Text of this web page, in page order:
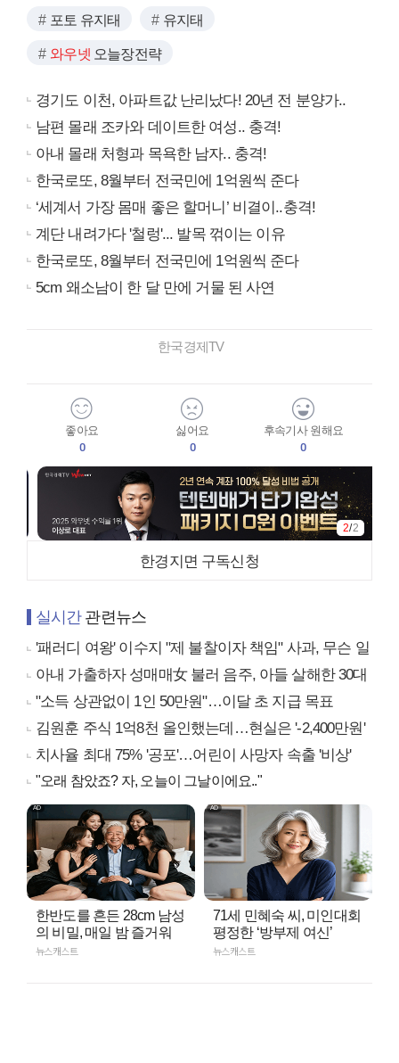
포토 유지태 유지태
와우넷 오늘장전략
경기도 이천, 아파트값 난리났다! 20년 전 분양가..
남편 몰래 조카와 데이트한 여성.. 충격!
아내 몰래 처형과 목욕한 남자.. 충격!
한국로또, 8월부터 전국민에 1억원씩 준다
‘세계서 가장 몸매 좋은 할머니’ 비결이..충격!
계단 내려가다 '철렁'... 발목 꺾이는 이유
한국로또, 8월부터 전국민에 1억원씩 준다
5cm 왜소남이 한 달 만에 거물 된 사연
한국경제TV
좋아요
0
싫어요
0
후속기사 원해요
0
2/2
한경지면 구독신청
실시간관련뉴스
'패러디 여왕' 이수지 "제 불찰이자 책임" 사과, 무슨 일
아내 가출하자 성매매女 불러 음주, 아들 살해한 30대
"소득 상관없이 1인 50만원"…이달 초 지급 목표
김원훈 주식 1억8천 올인했는데…현실은 '-2,400만원'
치사율 최대 75% '공포'…어린이 사망자 속출 '비상'
"오래 참았죠? 자, 오늘이 그날이에요.."
한반도를 흔든 28cm 남성
의 비밀, 매일 밤 즐거워
뉴스캐스트
71세 민혜숙 씨, 미인대회
평정한 ‘방부제 여신’
뉴스캐스트